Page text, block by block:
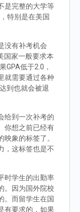
是完整的大学等
特别是在美国
没有补考机会
国家一般要求本
GPA低于2.0，
就需要通过各种
到也就会被退
给到一次补考的
你想之前已经有
象的标签了。
，这标签也是不
时学生的出勤率
。因为国外院校
。而留学生在国
有要求的，如果